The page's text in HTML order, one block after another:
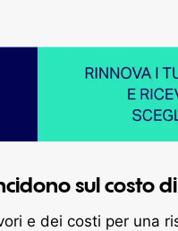
sul costo
e dei costi per una